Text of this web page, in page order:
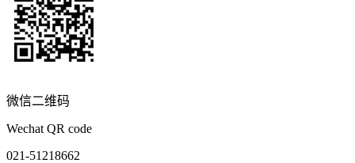
微信二维码
Wechat QR code
021-51218662